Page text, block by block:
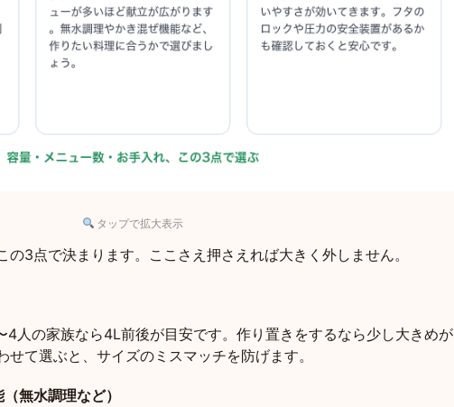
タップで拡大表示
3点で決まります。ここさえ押さえれば大きく外しません。
4人の家族なら4L前後が目安です。作り置きをするなら少し大きめが
て選ぶと、サイズのミスマッチを防げます。
無水調理など）